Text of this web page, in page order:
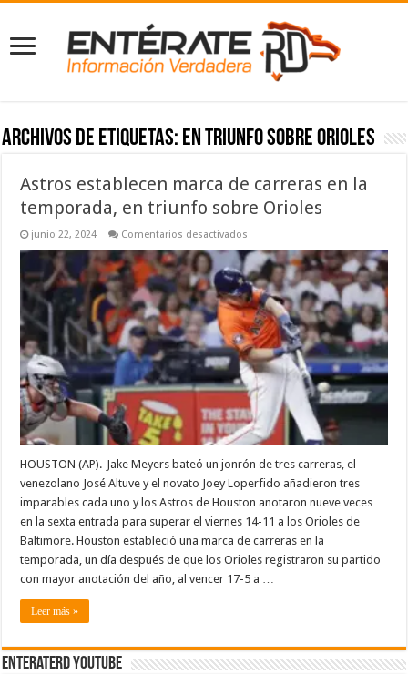
Archivos de etiquetas: en triunfo sobre Orioles
Astros establecen marca de carreras en la
temporada, en triunfo sobre Orioles
junio 22, 2024 Comentarios desactivados
establecen
marca
de
carreras
en
la
temporada,
en
triunfo
sobre
Orioles
HOUSTON (AP).-Jake Meyers bateó un jonrón de tres carreras, el
venezolano José Altuve y el novato Joey Loperfido añadieron tres
imparables cada uno y los Astros de Houston anotaron nueve veces
en la sexta entrada para superar el viernes 14-11 a los Orioles de
Baltimore. Houston estableció una marca de carreras en la
temporada, un día después de que los Orioles registraron su partido
con mayor anotación del año, al vencer 17-5 a …
Leer más »
EnterateRD YOUTUBE